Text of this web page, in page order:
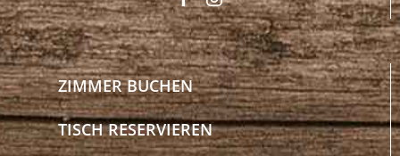
ZIMMER BUCHEN
TISCH RESERVIEREN